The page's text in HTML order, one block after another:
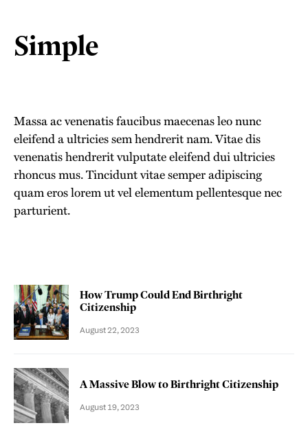
Simple
Massa ac venenatis faucibus maecenas leo nunc
eleifend a ultricies sem hendrerit nam. Vitae dis
venenatis hendrerit vulputate eleifend dui ultricies
rhoncus mus. Tincidunt vitae semper adipiscing
quam eros lorem ut vel elementum pellentesque nec
parturient.
How Trump Could End Birthright
Citizenship
August 22, 2023
A Massive Blow to Birthright Citizenship
August 19, 2023